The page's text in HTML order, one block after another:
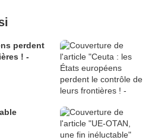
perdent
! -